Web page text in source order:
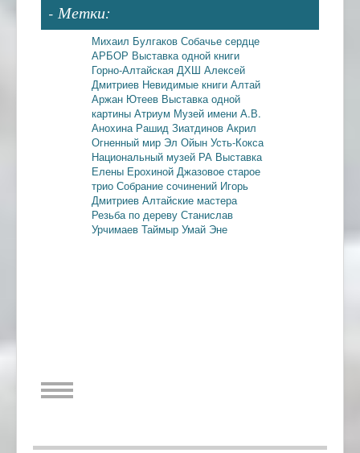
- Метки:
Михаил Булгаков Собачье сердце
АРБОР Выставка одной книги
Горно-Алтайская ДХШ Алексей
Дмитриев Невидимые книги Алтай
Аржан Ютеев Выставка одной
картины Атриум Музей имени А.В.
Анохина Рашид Зиатдинов Акрил
Огненный мир Эл Ойын Усть-Кокса
Национальный музей РА Выставка
Елены Ерохиной Джазовое старое
трио Собрание сочинений Игорь
Дмитриев Алтайские мастера
Резьба по дереву Станислав
Урчимаев Таймыр Умай Эне